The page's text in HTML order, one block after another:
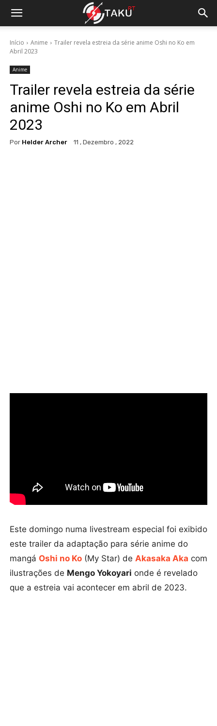
Início Anime
Trailer revela estreia da série anime Oshi no Ko em
Abril 2023
Anime
Trailer revela estreia da série
anime Oshi no Ko em Abril
2023
Por Helder Archer 11 , Dezembro , 2022
Este domingo numa livestream especial foi exibido
este trailer da adaptação para série anime do
mangá Oshi no Ko (My Star) de Akasaka Aka com
ilustrações de Mengo Yokoyari onde é revelado
que a estreia vai acontecer em abril de 2023.